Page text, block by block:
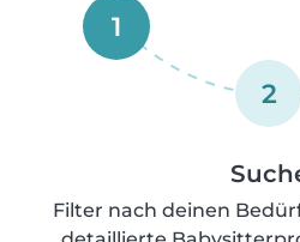
1
2
Filter nach deinen